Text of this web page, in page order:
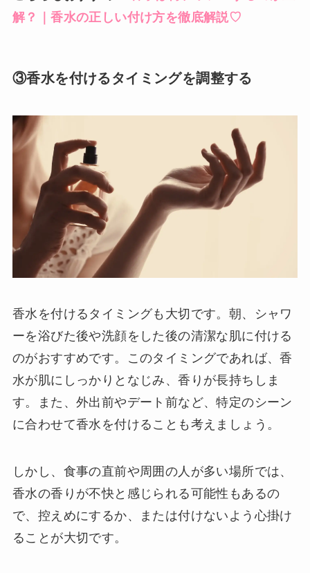
解？｜香水の正しい付け方を徹底解説♡
③香水を付けるタイミングを調整する
香水を付けるタイミングも大切です。朝、シャワ
ーを浴びた後や洗顔をした後の清潔な肌に付ける
のがおすすめです。このタイミングであれば、香
水が肌にしっかりとなじみ、香りが長持ちしま
す。また、外出前やデート前など、特定のシーン
に合わせて香水を付けることも考えましょう。
しかし、食事の直前や周囲の人が多い場所では、
香水の香りが不快と感じられる可能性もあるの
で、控えめにするか、または付けないよう心掛け
ることが大切です。